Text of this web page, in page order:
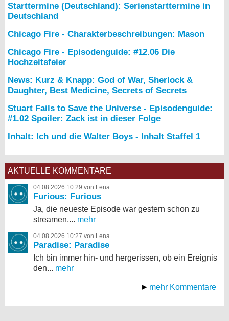
Starttermine (Deutschland): Serienstarttermine in
Deutschland
Chicago Fire - Charakterbeschreibungen: Mason
Chicago Fire - Episodenguide: #12.06 Die
Hochzeitsfeier
News: Kurz & Knapp: God of War, Sherlock &
Daughter, Best Medicine, Secrets of Secrets
Stuart Fails to Save the Universe - Episodenguide:
#1.02 Spoiler: Zack ist in dieser Folge
Inhalt: Ich und die Walter Boys - Inhalt Staffel 1
AKTUELLE KOMMENTARE
04.08.2026 10:29 von Lena
Furious: Furious
Ja, die neueste Episode war gestern schon zu
streamen,... mehr
04.08.2026 10:27 von Lena
Paradise: Paradise
Ich bin immer hin- und hergerissen, ob ein Ereignis
den... mehr
mehr Kommentare